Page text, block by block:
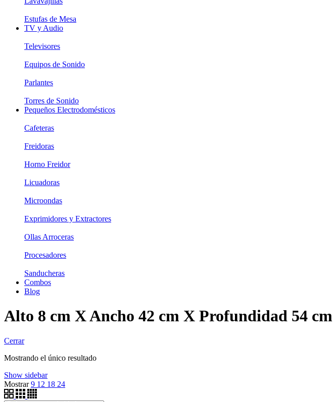
Estufas de Mesa
TV y Audio
Televisores
Equipos de Sonido
Parlantes
Torres de Sonido
Pequeños Electrodomésticos
Cafeteras
Freidoras
Horno Freidor
Licuadoras
Microondas
Exprimidores y Extractores
Ollas Arroceras
Procesadores
Sanducheras
Combos
Blog
Alto 8 cm X Ancho 42 cm X Profundidad 54 cm
Cerrar
Mostrando el único resultado
Show sidebar
Mostrar9 12 18 24